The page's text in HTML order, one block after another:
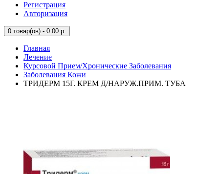
Регистрация
Авторизация
0 товар(ов) - 0.00 р.
Главная
Лечение
Курсовой Прием/Хронические Заболевания
Заболевания Кожи
ТРИДЕРМ 15Г. КРЕМ Д/НАРУЖ.ПРИМ. ТУБА